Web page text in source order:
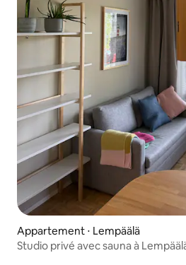
Appartement ⋅ Lempäälä
Studio privé avec sauna à